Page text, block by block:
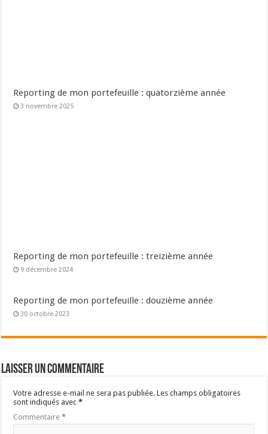
Reporting de mon portefeuille : quatorzième année
3 novembre 2025
Reporting de mon portefeuille : treizième année
9 décembre 2024
Reporting de mon portefeuille : douzième année
30 octobre 2023
Laisser un commentaire
Votre adresse e-mail ne sera pas publiée. Les champs obligatoires
sont indiqués avec*
Commentaire*